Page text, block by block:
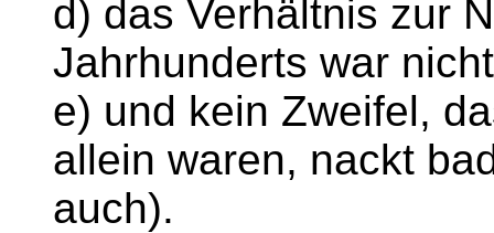
d) das Verhältnis zur
Jahrhunderts war
e) und kein Zweifel,
allein waren, nackt
auch).